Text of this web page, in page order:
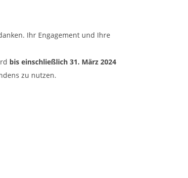
Ihr Engagement und Ihre
bis einschließlich 31. März 2024
zu nutzen.